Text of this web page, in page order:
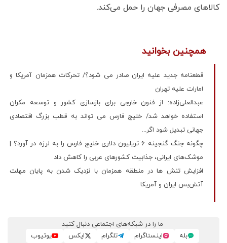
کالاهای مصرفی جهان را حمل می‌کند.
همچنین بخوانید
قطعنامه جدید علیه ایران صادر می شود؟/ تحرکات همزمان آمریکا و
امارات علیه تهران
عبدالعلی‌زاده: از فنون خارجی برای بازسازی کشور و توسعه مکران
استفاده خواهد شد/ خلیج فارس می تواند به قطب بزرگ اقتصادی
جهانی تبدیل شود اگر...
چگونه جنگ گنجینه ۶ تریلیون دلاری خلیج فارس را به لرزه در آورد؟ |
موشک‌های ایرانی، جذابیت کشورهای عربی را کاهش داد
افزایش تنش ها در منطقه همزمان با نزدیک شدن به پایان مهلت
آتش‌بس ایران و آمریکا
ما را در شبکه‌های اجتماعی دنبال کنید
بله
اینستاگرام تلگرام ایکس یوتیوب